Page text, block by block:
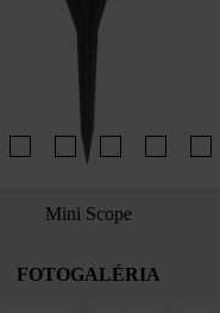
Mini Scope
FOTOGALÉRIA